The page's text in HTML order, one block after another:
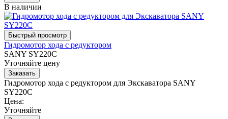
В наличии
Гидромотор хода с редуктором
SANY SY220C
Уточняйте цену
Гидромотор хода с редуктором для Экскаватора SANY
SY220C
Цена:
Уточняйте